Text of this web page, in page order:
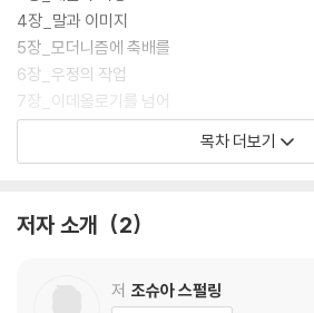
4장_말과 이미지
5장_모더니즘에 축배를
6장_우정의 작업
7장_이데올로기를 넘어
8장_골짜기의 모습
한국어판 참고문헌
목차 더보기
저자 소개 2
저 조슈아 스펄링